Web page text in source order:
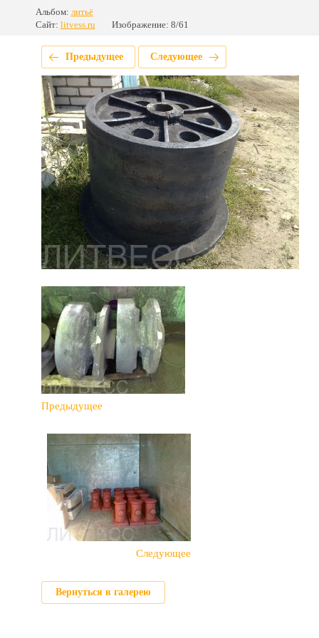
Альбом: литьё
Сайт: litvess.ru Изображение: 8/61
Предыдущее Следующее
Предыдущее
Следующее
Вернуться в галерею